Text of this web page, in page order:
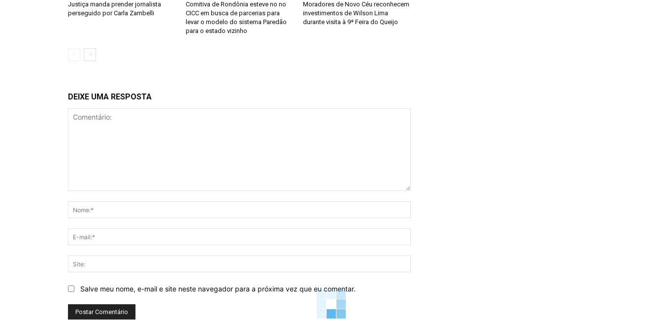
Justiça manda prender jornalista
perseguido por Carla Zambelli
Comitiva de Rondônia esteve no no
CICC em busca de parcerias para
levar o modelo do sistema Paredão
para o estado vizinho
Moradores de Novo Céu reconhecem
investimentos de Wilson Lima
durante visita à 9ª Feira do Queijo
DEIXE UMA RESPOSTA
mail:*
Salve meu nome, e-mail e site neste navegador para a próxima vez que eu comentar.